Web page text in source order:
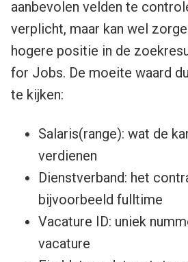
aanbevolen velden te
verplicht, maar kan wel
hogere positie in de
for Jobs. De moeite waard
te kijken:
Salaris(range): wat de
verdienen
Dienstverband: het
bijvoorbeeld fulltime
Vacature ID: uniek
vacature